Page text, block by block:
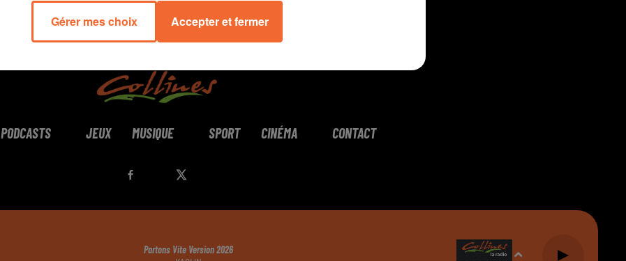
PODCASTS JEUX MUSIQUE SPORT CINÉMA CONTACT
Partons Vite Version 2026
Gérer mes choix Accepter et fermer